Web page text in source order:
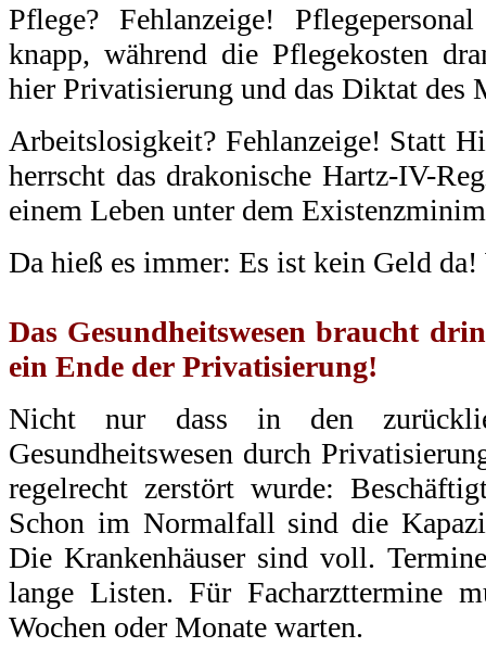
Pflege? Fehlanzeige!
knapp, während die Pflegekosten
hier Privatisierung und das Diktat des
Arbeitslosigkeit? Fehlanzeige! Statt
herrscht das drakonische Hartz-IV-
einem Leben unter dem
Da hieß es immer: Es ist kein Geld da!
Das Gesundheitswesen braucht
ein Ende der Privatisierung!
Nicht nur dass in den
Gesundheitswesen durch
regelrecht zerstört wurde:
Schon im Normalfall sind die
Die Krankenhäuser sind voll.
lange Listen. Für Facharzttermine
Wochen oder Monate warten.